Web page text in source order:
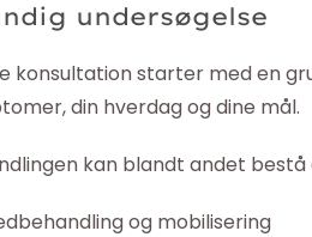
undersøgelse
konsultation starter med en
din hverdag og dine mål.
kan blandt andet bestå
og mobilisering